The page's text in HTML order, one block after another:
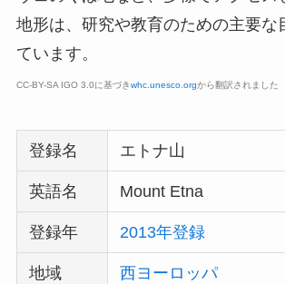
地形は、研究や教育のための主要な
ています。
CC-BY-SA IGO 3.0に基づきwhc.unesco.orgから翻訳されました
登録名 エトナ山
英語名 Mount Etna
登録年 2013年登録
地域 西ヨーロッパ